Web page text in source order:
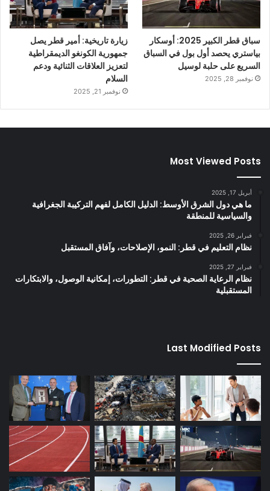
سباق قطر الكبير 2025: أوسكار
بياستري يحصد أول بول في السباق
السريع على حلبة لوسيل
نوفمبر 28, 2025
زيارة تاريخية: أمير قطر يصل
جمهورية الكونغو الديمقراطية
لتعزيز العلاقات الثنائية ودعم
السلام
نوفمبر 21, 2025
Most Viewed Posts
أبريل 17, 2025
ما هي دول الشرق الأوسط: الدليل الكامل لفهم التركيبة الجغرافية
والسياسية للمنطقة
فبراير 26, 2025
نظام التعليم في قطر: النمو، الإصلاحات، وآفاق المستقبل
فبراير 27, 2025
نظام الرعاية الصحية في قطر: التطورات، إمكانية الوصول، والابتكارات
المستقبلية
Last Modified Posts